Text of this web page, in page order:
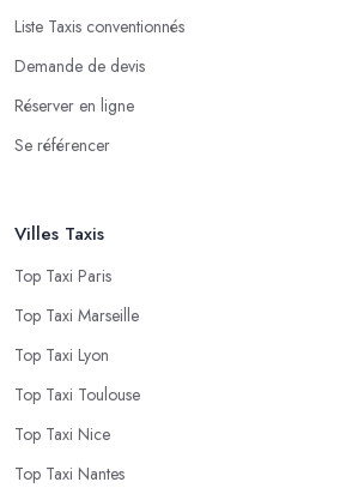
Liste Taxis conventionnés
Demande de devis
Réserver en ligne
Se référencer
Villes Taxis
Top Taxi Paris
Top Taxi Marseille
Top Taxi Lyon
Top Taxi Toulouse
Top Taxi Nice
Top Taxi Nantes